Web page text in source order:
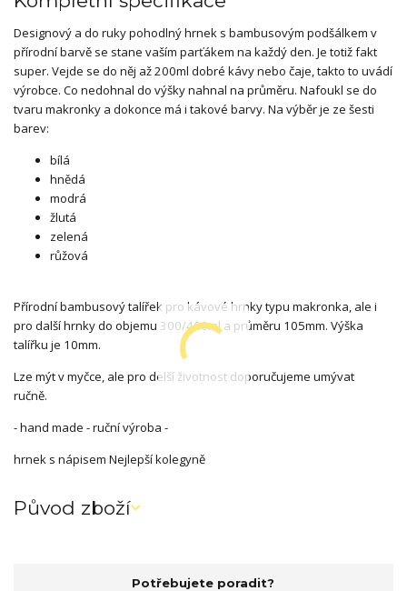
Designový a do ruky pohodlný hrnek s bambusovým podšálkem v
přírodní barvě se stane vaším parťákem na každý den. Je totiž fakt
super. Vejde se do něj až 200ml dobré kávy nebo čaje, takto to uvádí
výrobce. Co nedohnal do výšky nahnal na průměru. Nafoukl se do
tvaru makronky a dokonce má i takové barvy. Na výběr je ze šesti
barev:
bílá
hnědá
modrá
žlutá
zelená
růžová
Přírodní bambusový talířek pro kávové hrnky typu makronka, ale i
pro další hrnky do objemu 300/400ml a průměru 105mm. Výška
talířku je 10mm.
Lze mýt v myčce, ale pro delší životnost doporučujeme umývat
ručně.
- hand made - ruční výroba -
hrnek s nápisem Nejlepší kolegyně
Původ zboží
Potřebujete poradit?